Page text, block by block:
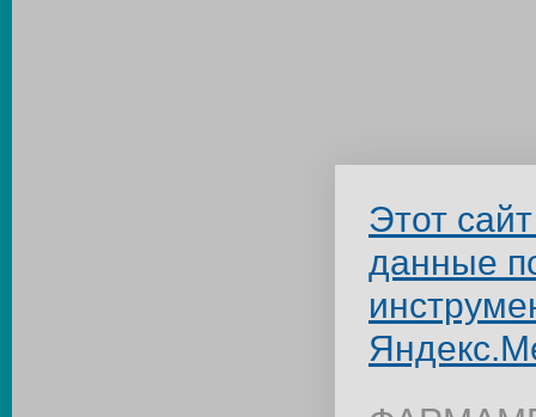
Этот
данные